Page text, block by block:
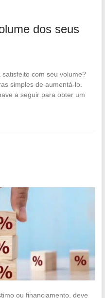
dos seus
com seu volume?
simples de aumentá-lo.
a seguir para obter um
ou financiamento, deve